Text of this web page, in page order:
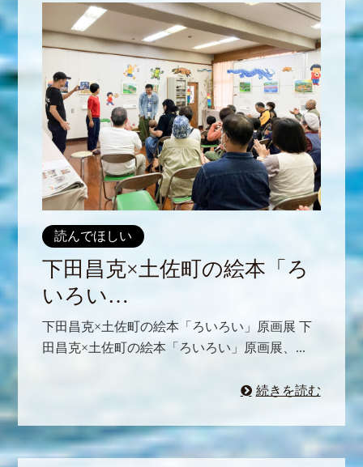
読んでほしい
下田昌克×土佐町の絵本「ろ
いろい…
下田昌克×土佐町の絵本「ろいろい」原画展 下
田昌克×土佐町の絵本「ろいろい」原画展、...
続きを読む